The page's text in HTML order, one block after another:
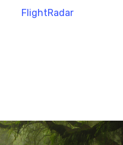
FlightRadar